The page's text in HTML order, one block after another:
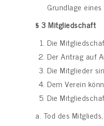
Grundlage
§ 3 Mitgliedschaft
Die
Der Antrag auf
Die Mitglieder
Dem Verein
Die
a. Tod des Mitglieds,